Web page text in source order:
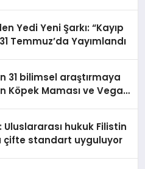
Yedi Yeni Şarkı: “Kayıp
Temmuz’da Yayımlandı
31 bilimsel araştırmaya
Köpek Maması ve Vegan
hukuk Filistin
çifte standart uyguluyor